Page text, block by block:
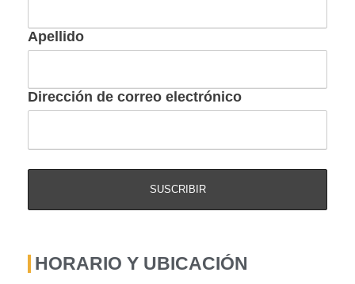
Apellido
Dirección de correo electrónico
HORARIO Y UBICACIÓN